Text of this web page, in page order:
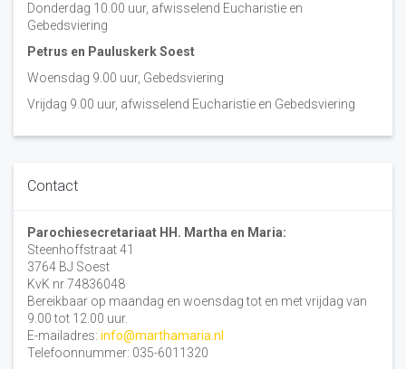
Donderdag 10.00 uur, afwisselend Eucharistie en
Gebedsviering
Petrus en Pauluskerk Soest
Woensdag 9.00 uur, Gebedsviering
Vrijdag 9.00 uur, afwisselend Eucharistie en Gebedsviering
Contact
Parochiesecretariaat HH. Martha en Maria:
Steenhoffstraat 41
3764 BJ Soest
KvK nr 74836048
Bereikbaar op maandag en woensdag tot en met vrijdag van
9.00 tot 12.00 uur.
E-mailadres: info@marthamaria.nl
Telefoonnummer: 035-6011320